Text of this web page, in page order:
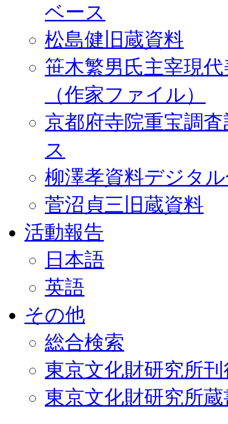
ベース
松島健旧蔵資料
笹木繁男氏主宰現
（作家ファイル）
京都府寺院重宝調
ス
柳澤孝資料デジタ
菅沼貞三旧蔵資料
活動報告
日本語
英語
その他
総合検索
東京文化財研究所
東京文化財研究所